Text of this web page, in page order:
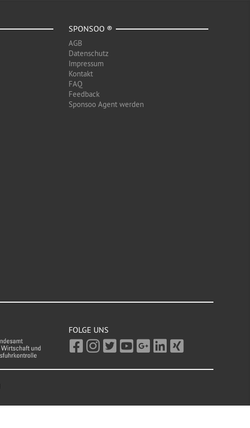
SPONSOO ®
AGB
Datenschutz
Impressum
Kontakt
FAQ
Feedback
Sponsoo Agent werden
FOLGE UNS